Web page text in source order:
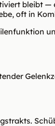
bleibt —
oft in